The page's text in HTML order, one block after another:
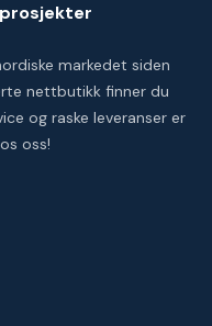
markedet siden
nettbutikk finner du
og raske leveranser er
oss!